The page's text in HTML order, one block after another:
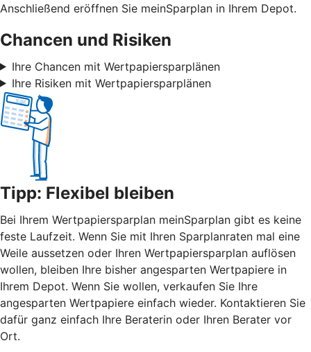
Anschließend eröffnen Sie meinSparplan in Ihrem Depot.
Chancen und Risiken
Ihre Chancen mit Wertpapiersparplänen
Ihre Risiken mit Wertpapiersparplänen
Tipp: Flexibel bleiben
Bei Ihrem Wertpapiersparplan meinSparplan gibt es keine
feste Laufzeit. Wenn Sie mit Ihren Sparplanraten mal eine
Weile aussetzen oder Ihren Wertpapiersparplan auflösen
wollen, bleiben Ihre bisher angesparten Wertpapiere in
Ihrem Depot. Wenn Sie wollen, verkaufen Sie Ihre
angesparten Wertpapiere einfach wieder. Kontaktieren Sie
dafür ganz einfach Ihre Beraterin oder Ihren Berater vor
Ort.